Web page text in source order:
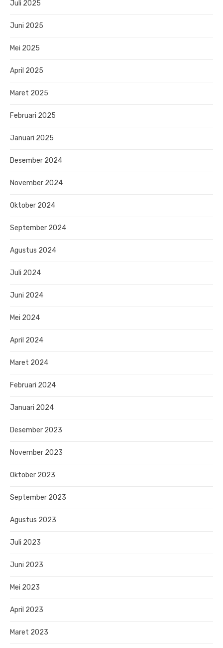
Juli 2025
Juni 2025
Mei 2025
April 2025
Maret 2025
Februari 2025
Januari 2025
Desember 2024
November 2024
Oktober 2024
September 2024
Agustus 2024
Juli 2024
Juni 2024
Mei 2024
April 2024
Maret 2024
Februari 2024
Januari 2024
Desember 2023
November 2023
Oktober 2023
September 2023
Agustus 2023
Juli 2023
Juni 2023
Mei 2023
April 2023
Maret 2023